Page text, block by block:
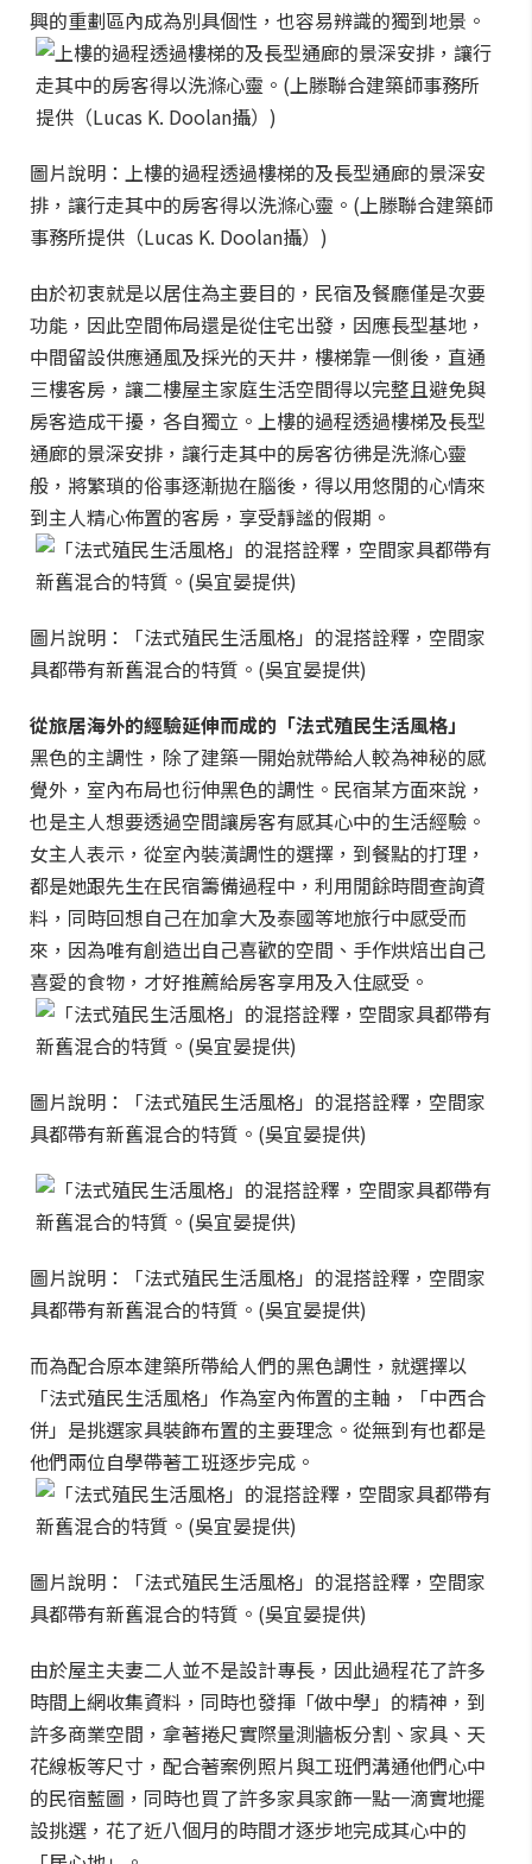
興的重劃區內成為別具個性，也容易辨識的獨到地景。
圖片說明：上樓的過程透過樓梯的及長型通廊的景深安
排，讓行走其中的房客得以洗滌心靈。(上滕聯合建築師
事務所提供（Lucas K. Doolan攝）)
由於初衷就是以居住為主要目的，民宿及餐廳僅是次要
功能，因此空間佈局還是從住宅出發，因應長型基地，
中間留設供應通風及採光的天井，樓梯靠一側後，直通
三樓客房，讓二樓屋主家庭生活空間得以完整且避免與
房客造成干擾，各自獨立。上樓的過程透過樓梯及長型
通廊的景深安排，讓行走其中的房客彷彿是洗滌心靈
般，將繁瑣的俗事逐漸拋在腦後，得以用悠閒的心情來
到主人精心佈置的客房，享受靜謐的假期。
圖片說明：「法式殖民生活風格」的混搭詮釋，空間家
具都帶有新舊混合的特質。(吳宜晏提供)
從旅居海外的經驗延伸而成的「法式殖民生活風格」
黑色的主調性，除了建築一開始就帶給人較為神秘的感
覺外，室內布局也衍伸黑色的調性。民宿某方面來說，
也是主人想要透過空間讓房客有感其心中的生活經驗。
女主人表示，從室內裝潢調性的選擇，到餐點的打理，
都是她跟先生在民宿籌備過程中，利用閒餘時間查詢資
料，同時回想自己在加拿大及泰國等地旅行中感受而
來，因為唯有創造出自己喜歡的空間、手作烘焙出自己
喜愛的食物，才好推薦給房客享用及入住感受。
圖片說明：「法式殖民生活風格」的混搭詮釋，空間家
具都帶有新舊混合的特質。(吳宜晏提供)
圖片說明：「法式殖民生活風格」的混搭詮釋，空間家
具都帶有新舊混合的特質。(吳宜晏提供)
而為配合原本建築所帶給人們的黑色調性，就選擇以
「法式殖民生活風格」作為室內佈置的主軸，「中西合
併」是挑選家具裝飾布置的主要理念。從無到有也都是
他們兩位自學帶著工班逐步完成。
圖片說明：「法式殖民生活風格」的混搭詮釋，空間家
具都帶有新舊混合的特質。(吳宜晏提供)
由於屋主夫妻二人並不是設計專長，因此過程花了許多
時間上網收集資料，同時也發揮「做中學」的精神，到
許多商業空間，拿著捲尺實際量測牆板分割、家具、天
花線板等尺寸，配合著案例照片與工班們溝通他們心中
的民宿藍圖，同時也買了許多家具家飾一點一滴實地擺
設挑選，花了近八個月的時間才逐步地完成其心中的